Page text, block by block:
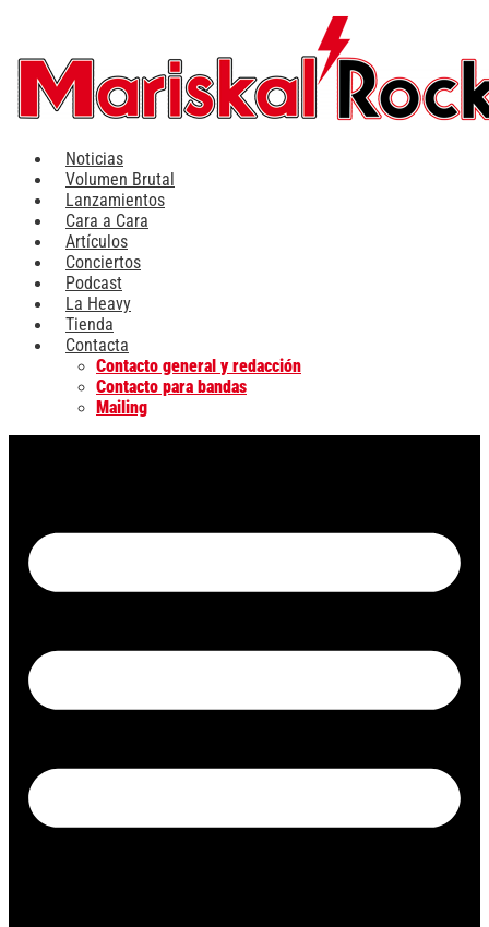
contenido
Noticias
Volumen Brutal
Lanzamientos
Cara a Cara
Artículos
Conciertos
Podcast
La Heavy
Tienda
Contacta
Contacto general y redacción
Contacto para bandas
Mailing